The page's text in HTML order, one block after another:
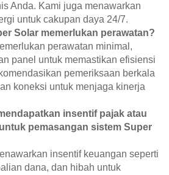
Anda. Kami juga menawarkan
untuk cakupan daya 24/7.
Solar memerlukan perawatan?
perawatan minimal,
panel untuk memastikan efisiensi
pemeriksaan berkala
koneksi untuk menjaga kinerja
insentif pajak atau
pemasangan sistem Super
insentif keuangan seperti
dana, dan hibah untuk